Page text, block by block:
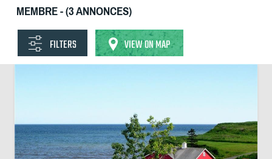
MEMBRE - (3 ANNONCES)
FILTERS VIEW ON MAP